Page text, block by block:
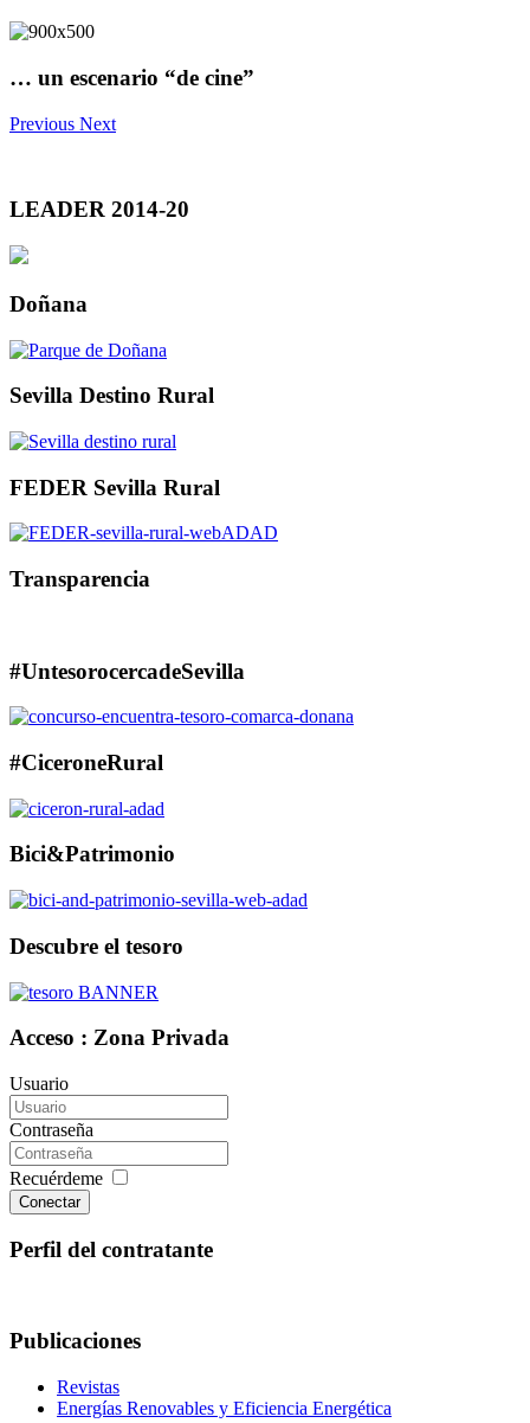
… un escenario “de cine”
Previous Next
LEADER 2014-20
Doñana
Sevilla Destino Rural
FEDER Sevilla Rural
Transparencia
#UntesorocercadeSevilla
#CiceroneRural
Bici&Patrimonio
Descubre el tesoro
Acceso : Zona Privada
Usuario
Contraseña
Recuérdeme
Conectar
Perfil del contratante
Publicaciones
Revistas
Energías Renovables y Eficiencia Energética